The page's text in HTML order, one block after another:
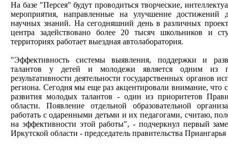
На базе "Персея" будут проводиться творческие,
мероприятия, направленные на улучшение достижений
научных знаний. На сегодняшний день в различных
центра задействовано более 20 тысяч школьников и
территориях работает выездная автолаборатория.
"Эффективность системы выявления, поддержки и
талантов у детей и молодежи является одним из
результативности деятельности государственных органов
региона. Сегодня мы еще раз акцентировали внимание, что
развития молодых талантов - один из приоритетов
области. Появление отдельной образовательной
работать с одаренными детьми и их педагогами, считаю,
на эффективности этой работы", - подчеркнул первый
Иркутской области - председатель правительства